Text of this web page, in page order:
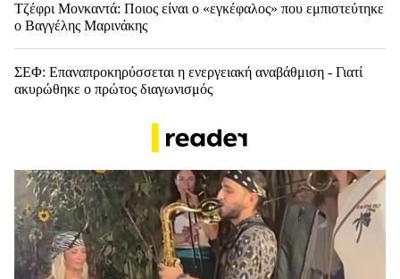
Τζέφρι Μονκαντά: Ποιος είναι ο «εγκέφαλος» που εμπιστεύτηκε
ο Βαγγέλης Μαρινάκης
ΣΕΦ: Επαναπροκηρύσσεται η ενεργειακή αναβάθμιση - Γιατί
ακυρώθηκε ο πρώτος διαγωνισμός